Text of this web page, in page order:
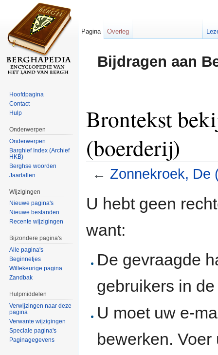
Bijdragen aan
Brontekst
(boerderij)
← Zonnekroek, De
U hebt geen
want:
De gevraagde
gebruikers in
U moet uw e-
bewerken.
Pagina Overleg
Hoofdpagina
Contact
Hulp
Onderwerpen
Onderwerpen
Barghief Index (Archief
HKB)
Berghse woorden
Jaartallen
Wijzigingen
Nieuwe pagina's
Nieuwe bestanden
Recente wijzigingen
Bijzondere pagina's
Alle pagina's
Beginnetjes
Willekeurige pagina
Zandbak
Hulpmiddelen
Verwijzingen naar deze
pagina
Verwante wijzigingen
Speciale pagina's
Paginagegevens